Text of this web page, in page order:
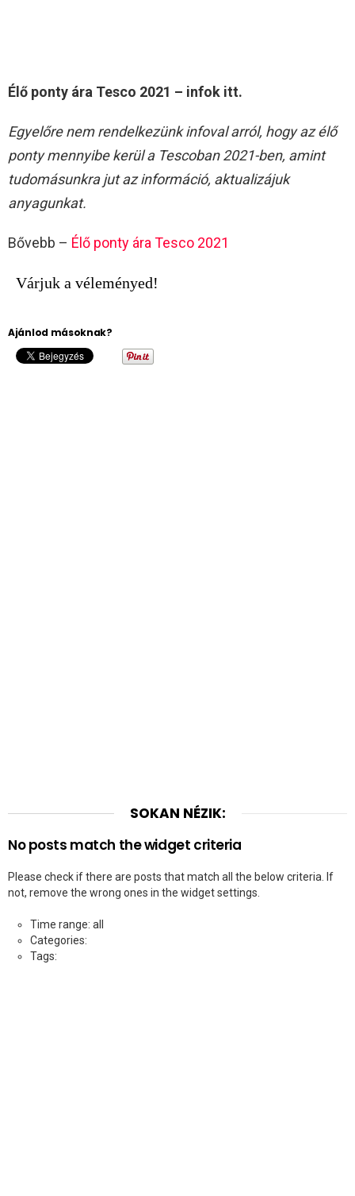
Élő ponty ára Tesco 2021 – infok itt.
Egyelőre nem rendelkezünk infoval arról, hogy az élő
ponty mennyibe kerül a Tescoban 2021-ben, amint
tudomásunkra jut az információ, aktualizájuk
anyagunkat.
Bővebb – Élő ponty ára Tesco 2021
Várjuk a véleményed!
Ajánlod másoknak?
SOKAN NÉZIK:
No posts match the widget criteria
Please check if there are posts that match all the below criteria. If
not, remove the wrong ones in the widget settings.
Time range: all
Categories:
Tags: